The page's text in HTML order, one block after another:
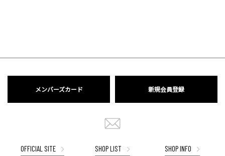
メンバーズカード 新規会員登録
OFFICIAL SITE SHOP LIST SHOP INFO